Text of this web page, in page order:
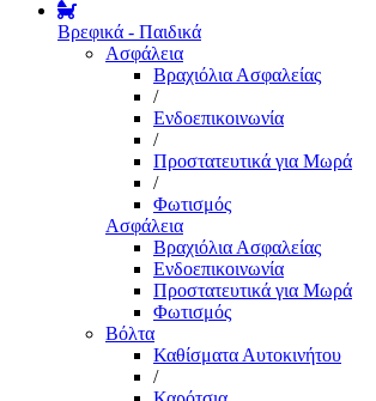
Βρεφικά - Παιδικά
Ασφάλεια
Βραχιόλια Ασφαλείας
/
Ενδοεπικοινωνία
/
Προστατευτικά για Μωρά
/
Φωτισμός
Ασφάλεια
Βραχιόλια Ασφαλείας
Ενδοεπικοινωνία
Προστατευτικά για Μωρά
Φωτισμός
Βόλτα
Καθίσματα Αυτοκινήτου
/